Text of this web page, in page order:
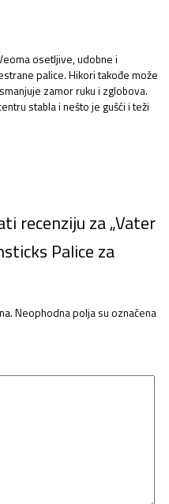
osetljive, udobne i
palice. Hikori takođe može
zamor ruku i zglobova.
stabla i nešto je gušći i teži
recenziju za „Vater
Palice za
Neophodna polja su označena